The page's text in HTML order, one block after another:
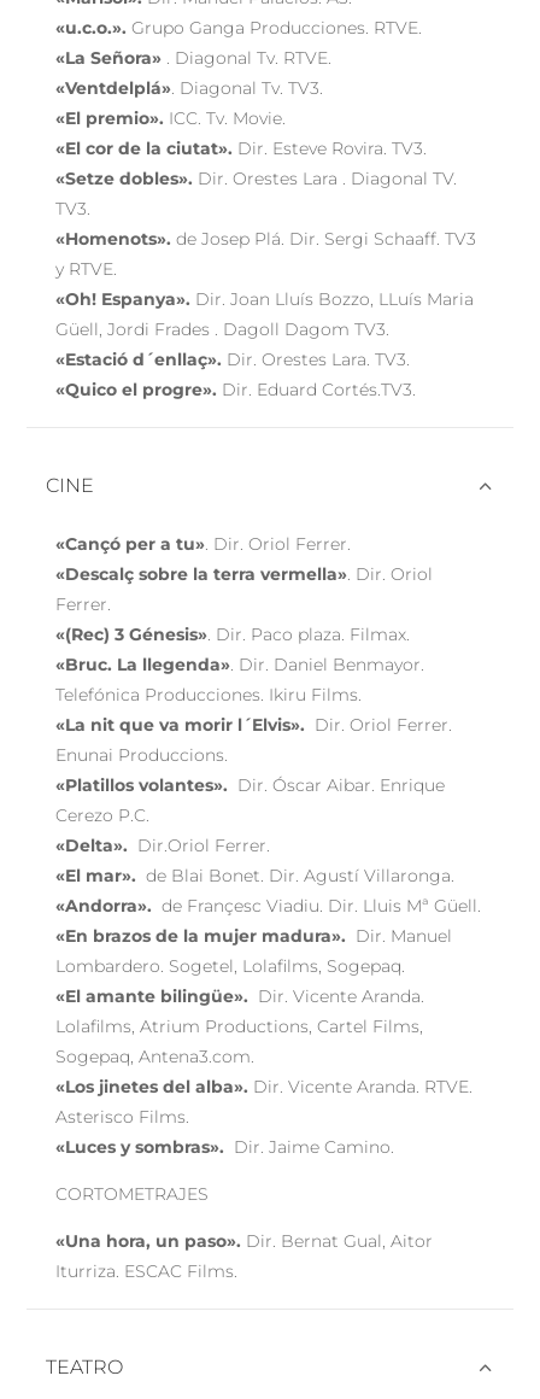
«u.c.o.».Grupo Ganga Producciones. RTVE.
«La Señora» . Diagonal Tv. RTVE.
«Ventdelplá». Diagonal Tv. TV3.
«El premio». ICC. Tv. Movie.
«El cor de la ciutat». Dir. Esteve Rovira. TV3.
«Setze dobles». Dir. Orestes Lara . Diagonal TV.
TV3.
«Homenots». de Josep Plá. Dir. Sergi Schaaff. TV3
y RTVE.
«Oh! Espanya». Dir. Joan Lluís Bozzo, LLuís Maria
Güell, Jordi Frades . Dagoll Dagom TV3.
«Estació d´enllaç». Dir. Orestes Lara. TV3.
«Quico el progre». Dir. Eduard Cortés.TV3.
CINE
«Cançó per a tu». Dir. Oriol Ferrer.
«Descalç sobre la terra vermella». Dir. Oriol
Ferrer.
«(Rec) 3 Génesis». Dir. Paco plaza. Filmax.
«Bruc. La llegenda». Dir. Daniel Benmayor.
Telefónica Producciones. Ikiru Films.
«La nit que va morir l´Elvis». Dir. Oriol Ferrer.
Enunai Produccions.
«Platillos volantes». Dir. Óscar Aibar. Enrique
Cerezo P.C.
«Delta». Dir.Oriol Ferrer.
«El mar». de Blai Bonet. Dir. Agustí Villaronga.
«Andorra». de Françesc Viadiu. Dir. Lluis Mª Güell.
«En brazos de la mujer madura». Dir. Manuel
Lombardero. Sogetel, Lolafilms, Sogepaq.
«El amante bilingüe». Dir. Vicente Aranda.
Lolafilms, Atrium Productions, Cartel Films,
Sogepaq, Antena3.com.
«Los jinetes del alba». Dir. Vicente Aranda. RTVE.
Asterisco Films.
«Luces y sombras». Dir. Jaime Camino.
CORTOMETRAJES
«Una hora, un paso». Dir. Bernat Gual, Aitor
Iturriza. ESCAC Films.
TEATRO